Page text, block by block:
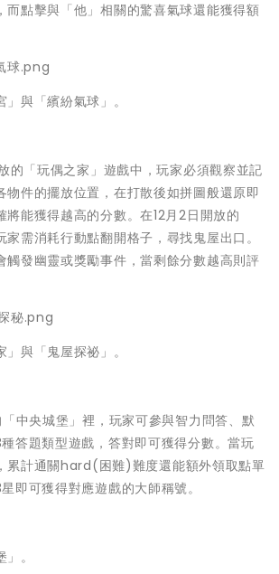
而點擊與「他」相關的驚喜氣球還能獲得額
與「繽紛氣球」。
的「玩偶之家」遊戲中，玩家必須觀察並記
物件的擺放位置，在打散後如拼圖般還原即
將能獲得越高的分數。在12月2日開放的
家需消耗行動點翻開格子，尋找鬼屋出口。
觸發幽靈或獎勵事件，當剩餘分數越高則評
與「鬼屋探祕」。
中央城堡」裡，玩家可參與智力問答、默
答題類型遊戲，答對即可獲得分數。當玩
累計通關hard(困難)難度還能額外領取點單
即可獲得對應遊戲的大師稱號。
。